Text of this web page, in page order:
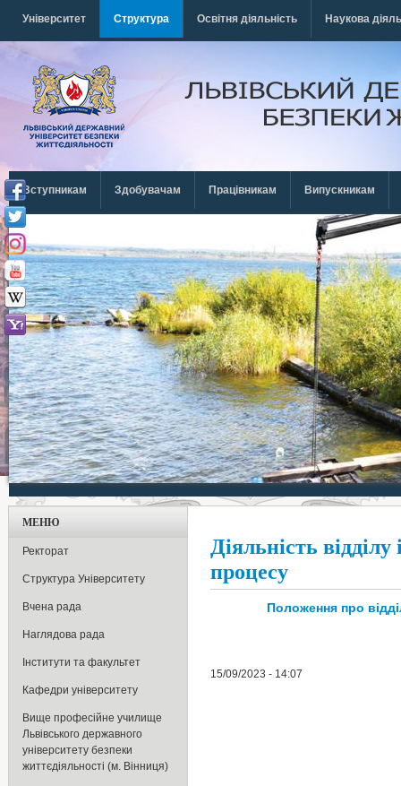
Університет
Структура Освітня діяльність Наукова
Вступникам Здобувачам Працівникам Випускникам
Діяльність
процесу
Положення про
15/09/2023 - 14:07
МЕНЮ
Ректорат
Структура Університету
Вчена рада
Наглядова рада
Інститути та факультет
Кафедри університету
Вище професійне училище
Львівського державного
університету безпеки
життєдіяльності (м. Вінниця)